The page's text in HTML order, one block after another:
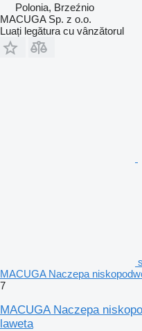
Polonia, Brzeźnio
MACUGA Sp. z o.o.
Luați legătura cu vânzătorul
MACUGA Naczepa
7
MACUGA Naczepa
laweta